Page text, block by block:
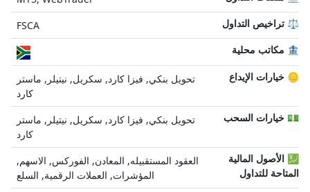
FSCA
⚖️ تراخيص التداول
🏦 مكاتب محلية
تحويل بنكي, فيزا كارد, سكريل, نيتيلر, ماستر
كارد
🪙 خيارات الإيداع
تحويل بنكي, فيزا كارد, سكريل, نيتيلر, ماستر
كارد
💵 خيارات السحب
العقود المستقبيله, المعادن, الفوركس, الاسهم,
المؤشرات, العملات الرقمية, السلع
💹 الأصول المالية
المتاحة للتداول